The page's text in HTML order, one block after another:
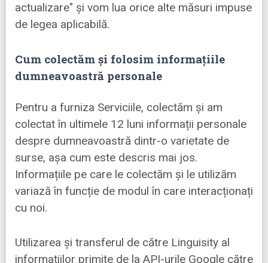
actualizare" și vom lua orice alte măsuri impuse
de legea aplicabilă.
Cum colectăm și folosim informațiile
dumneavoastră personale
Pentru a furniza Serviciile, colectăm și am
colectat în ultimele 12 luni informații personale
despre dumneavoastră dintr-o varietate de
surse, așa cum este descris mai jos.
Informațiile pe care le colectăm și le utilizăm
variază în funcție de modul în care interacționați
cu noi.
Utilizarea și transferul de către Linguisity al
informațiilor primite de la API-urile Google către